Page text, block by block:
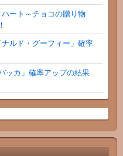
ート～チョコの贈り物
ルド・グーフィー」確率
ッカ」確率アップの結果